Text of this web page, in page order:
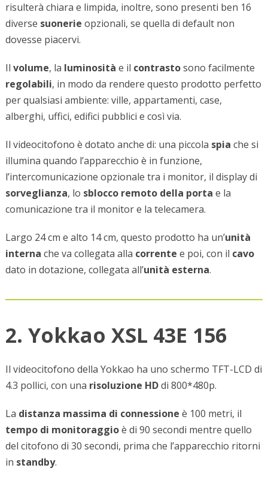
risulterà chiara e limpida, inoltre, sono presenti ben 16
diverse suonerie opzionali, se quella di default non
dovesse piacervi.
Il volume, la luminosità e il contrastosono facilmente
regolabili, in modo da rendere questo prodotto perfetto
per qualsiasi ambiente: ville, appartamenti, case,
alberghi, uffici, edifici pubblici e così via.
Il videocitofono è dotato anche di: una piccola spia che si
illumina quando l’apparecchio è in funzione,
l’intercomunicazione opzionale tra i monitor, il display di
sorveglianza, lo sblocco remoto della porta e la
comunicazione tra il monitor e la telecamera.
Largo 24 cm e alto 14 cm, questo prodotto ha un’unità
interna che va collegata alla corrente e poi, con il cavo
dato in dotazione, collegata all’unità esterna.
2. Yokkao XSL 43E 156
Il videocitofono della Yokkao ha uno schermo TFT-LCD di
4.3 pollici, con una risoluzione HDdi 800*480p.
La distanza massima di connessione è 100 metri, il
tempo di monitoraggioè di 90 secondi mentre quello
del citofono di 30 secondi, prima che l’apparecchio ritorni
in standby.